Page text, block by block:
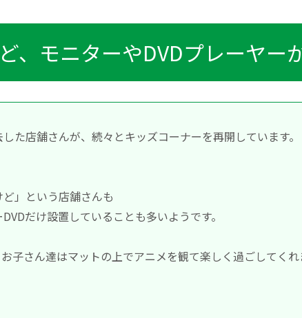
、モニターやDVDプレーヤー
た店舗さんが、続々とキッズコーナーを再開しています。
ど」という店舗さんも
だけ設置していることも多いようです。
子さん達はマットの上でアニメを観て楽しく過ごしてく